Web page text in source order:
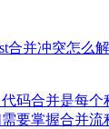
合并冲突怎么
码合并是每个
要掌握合并流